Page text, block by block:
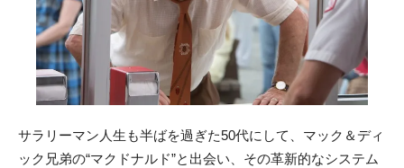
サラリーマン人生も半ばを過ぎた50代にして、マック＆ディ
ック兄弟の“マクドナルド”と出会い、その革新的なシステム